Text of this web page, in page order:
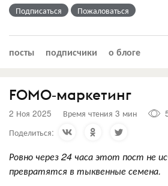
Подписаться Пожаловаться
посты подписчики о блоге
FOMO‑маркетинг
2 Ноя 2025 Время чтения 3 мин
Поделиться:
Ровно через 24 часа этот пост не
превратятся в тыквенные семена.